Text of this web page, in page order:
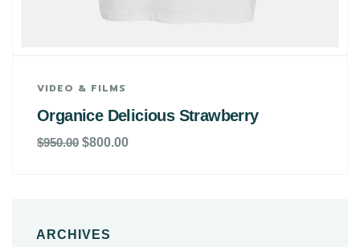
VIDEO & FILMS
Organice Delicious Strawberry
$950.00 $800.00
ARCHIVES